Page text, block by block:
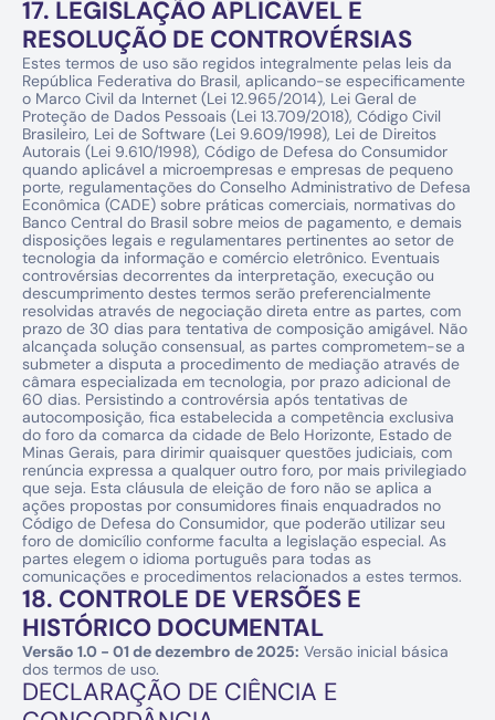
17. LEGISLAÇÃO APLICÁVEL E
RESOLUÇÃO DE CONTROVÉRSIAS
Estes termos de uso são regidos integralmente pelas leis da
República Federativa do Brasil, aplicando-se especificamente
o Marco Civil da Internet (Lei 12.965/2014), Lei Geral de
Proteção de Dados Pessoais (Lei 13.709/2018), Código Civil
Brasileiro, Lei de Software (Lei 9.609/1998), Lei de Direitos
Autorais (Lei 9.610/1998), Código de Defesa do Consumidor
quando aplicável a microempresas e empresas de pequeno
porte, regulamentações do Conselho Administrativo de Defesa
Econômica (CADE) sobre práticas comerciais, normativas do
Banco Central do Brasil sobre meios de pagamento, e demais
disposições legais e regulamentares pertinentes ao setor de
tecnologia da informação e comércio eletrônico. Eventuais
controvérsias decorrentes da interpretação, execução ou
descumprimento destes termos serão preferencialmente
resolvidas através de negociação direta entre as partes, com
prazo de 30 dias para tentativa de composição amigável. Não
alcançada solução consensual, as partes comprometem-se a
submeter a disputa a procedimento de mediação através de
câmara especializada em tecnologia, por prazo adicional de
60 dias. Persistindo a controvérsia após tentativas de
autocomposição, fica estabelecida a competência exclusiva
do foro da comarca da cidade de Belo Horizonte, Estado de
Minas Gerais, para dirimir quaisquer questões judiciais, com
renúncia expressa a qualquer outro foro, por mais privilegiado
que seja. Esta cláusula de eleição de foro não se aplica a
ações propostas por consumidores finais enquadrados no
Código de Defesa do Consumidor, que poderão utilizar seu
foro de domicílio conforme faculta a legislação especial. As
partes elegem o idioma português para todas as
comunicações e procedimentos relacionados a estes termos.
18. CONTROLE DE VERSÕES E
HISTÓRICO DOCUMENTAL
Versão 1.0 - 01 de dezembro de 2025: Versão inicial básica
dos termos de uso.
DECLARAÇÃO DE CIÊNCIA E